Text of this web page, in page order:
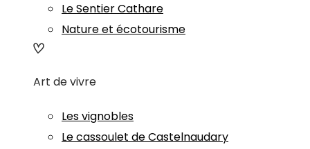
Le Sentier Cathare
Nature et écotourisme
Art de vivre
Les vignobles
Le cassoulet de Castelnaudary